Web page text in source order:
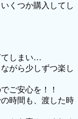
くつか購入してし
てしまい…
がら少しずつ楽し
ご安心を！！
時間も、渡した時